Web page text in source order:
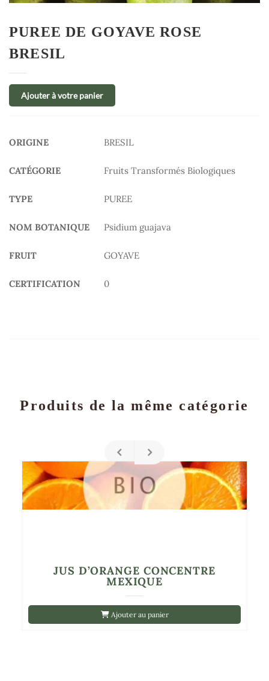
PUREE DE GOYAVE ROSE
BRESIL
Ajouter à votre panier
ORIGINE BRESIL
CATÉGORIE Fruits Transformés Biologiques
TYPE PUREE
NOM BOTANIQUE Psidium guajava
FRUIT GOYAVE
CERTIFICATION 0
Produits de la même catégorie
Ajouter au panier
JUS D’ORANGE CONCENTRE
MEXIQUE